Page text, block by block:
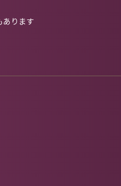
ります